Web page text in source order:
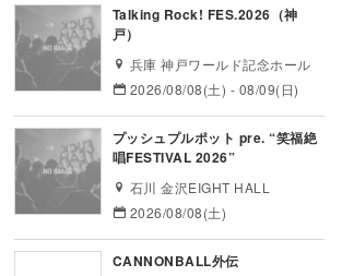
Talking Rock! FES.2026（神
戸）
兵庫 神戸ワールド記念ホール
2026/08/08(土) - 08/09(日)
プッシュプルポット pre. “笑福絶
唱FESTIVAL 2026”
石川 金沢EIGHT HALL
2026/08/08(土)
CANNONBALL外伝